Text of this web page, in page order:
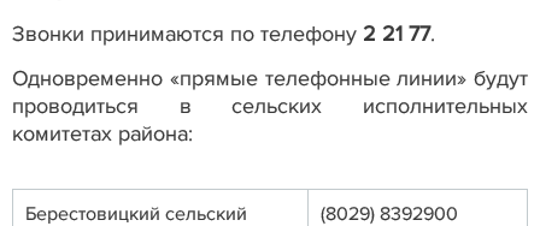
Звонки принимаются по телефону 2 21 77.
Одновременно «прямые телефонные линии» будут
проводиться в сельских исполнительных
комитетах района:
Берестовицкий сельский
(8029) 8392900